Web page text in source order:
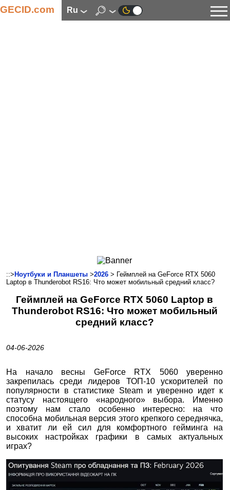
GECID.com ru
Смартфоны
Коммуникации
Периферия
Автоэлектроника
Программное обеспечение
Игры
::> Ноутбуки и Планшеты >2026 > Геймплей на GeForce RTX 5060
Laptop в Thunderobot RS16: Что может мобильный средний класс?
Геймплей на GeForce RTX 5060 Laptop в
Thunderobot RS16: Что может мобильный
средний класс?
04-06-2026
На начало весны GeForce RTX 5060 уверенно
закрепилась среди лидеров ТОП-10 ускорителей по
популярности в статистике Steam и уверенно идет к
статусу настоящего «народного» выбора. Именно
поэтому нам стало особенно интересно: на что
способна мобильная версия этого крепкого середнячка,
и хватит ли ей сил для комфортного гейминга на
высоких настройках графики в самых актуальных
играх?